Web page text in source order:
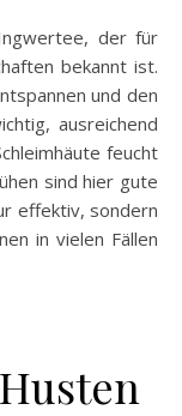
der für
bekannt ist.
und den
ausreichend
feucht
sind hier gute
effektiv, sondern
in vielen Fällen